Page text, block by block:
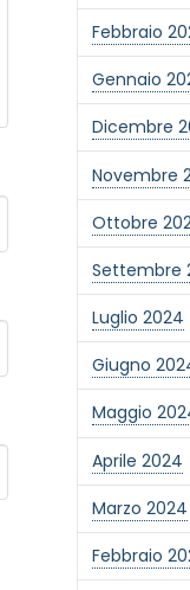
Febbraio
Gennaio
Dicembre
Novembre
Ottobre
Settembre
Luglio 2024
Giugno
Maggio
Aprile 2024
Marzo 2024
Febbraio